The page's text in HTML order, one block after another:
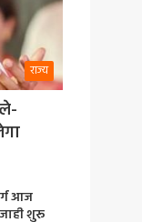
राज्य
आज
शुरू